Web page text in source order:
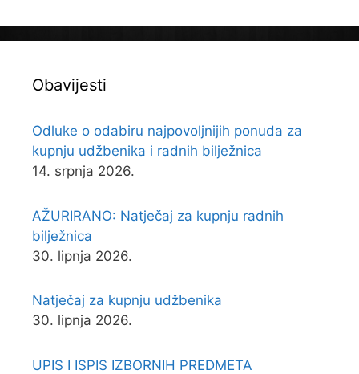
Obavijesti
Odluke o odabiru najpovoljnijih ponuda za
kupnju udžbenika i radnih bilježnica
14. srpnja 2026.
AŽURIRANO: Natječaj za kupnju radnih
bilježnica
30. lipnja 2026.
Natječaj za kupnju udžbenika
30. lipnja 2026.
UPIS I ISPIS IZBORNIH PREDMETA